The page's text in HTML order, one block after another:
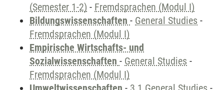
(Semester 1-2) - Fremdsprachen (Modul I)
Bildungswissenschaften - General Studies -
Fremdsprachen (Modul I)
Empirische Wirtschafts- und
Sozialwissenschaften - General Studies -
Fremdsprachen (Modul I)